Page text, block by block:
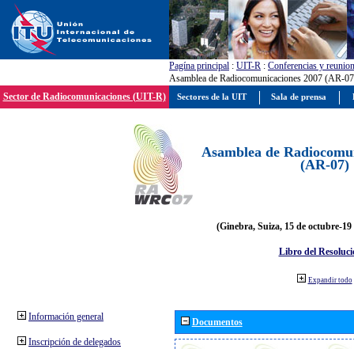
Pagína principal : UIT-R : Conferencias y
Asamblea de Radiocomunicaciones 2007 (AR-
Sector de Radiocomunicaciones (UIT-R)
Asamblea de
(AR-07)
(Ginebra, Suiza, 15 de octubre-19
Libro del
Expandir todo
Información general
Inscripción de delegados
Documentos
Sectores de la UIT Sala de prensa